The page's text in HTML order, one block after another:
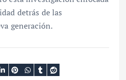
detrás de las
generación.